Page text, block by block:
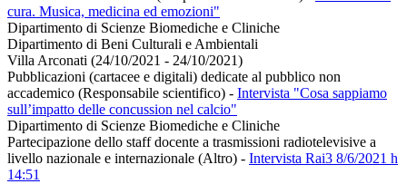
cura. Musica, medicina ed emozioni"
Dipartimento di Scienze Biomediche e Cliniche
Dipartimento di Beni Culturali e Ambientali
Villa Arconati (24/10/2021 - 24/10/2021)
Pubblicazioni (cartacee e digitali) dedicate al pubblico non
accademico (Responsabile scientifico) - Intervista "Cosa sappiamo
sull’impatto delle concussion nel calcio"
Dipartimento di Scienze Biomediche e Cliniche
Partecipazione dello staff docente a trasmissioni radiotelevisive a
livello nazionale e internazionale (Altro) - Intervista Rai3 8/6/2021 h
14:51